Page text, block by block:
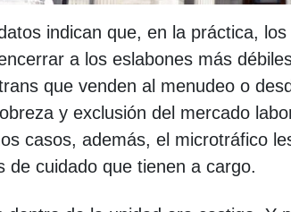
indican que, en la práctica,
a los eslabones más
que venden al menudeo o
y exclusión del mercado
casos, además, el microtráfico
de cuidado que tienen a cargo.